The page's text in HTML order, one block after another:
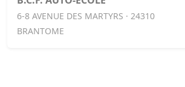
6-8 AVENUE DES MARTYRS · 24310
BRANTOME